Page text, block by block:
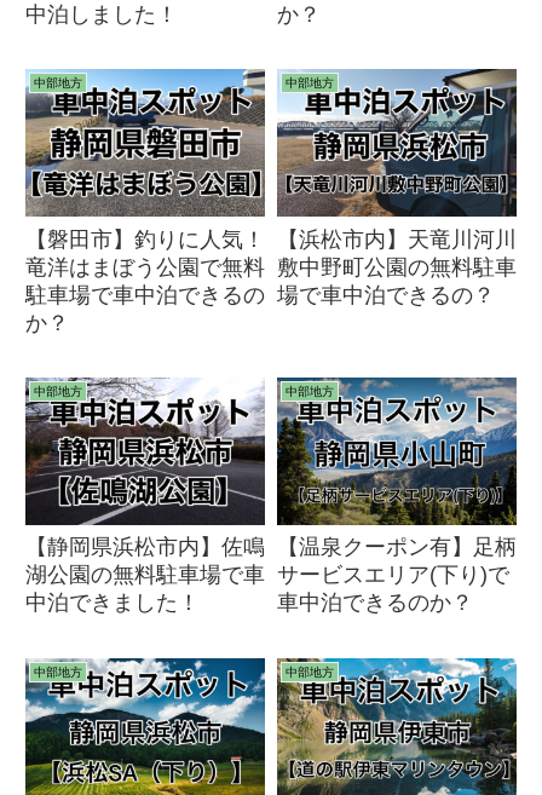
中泊しました！
か？
中部地方
【磐田市】釣りに人気！
竜洋はまぼう公園で無料
駐車場で車中泊できるの
か？
中部地方
【浜松市内】天竜川河川
敷中野町公園の無料駐車
場で車中泊できるの？
中部地方
【静岡県浜松市内】佐鳴
湖公園の無料駐車場で車
中泊できました！
中部地方
【温泉クーポン有】足柄
サービスエリア(下り)で
車中泊できるのか？
中部地方 中部地方